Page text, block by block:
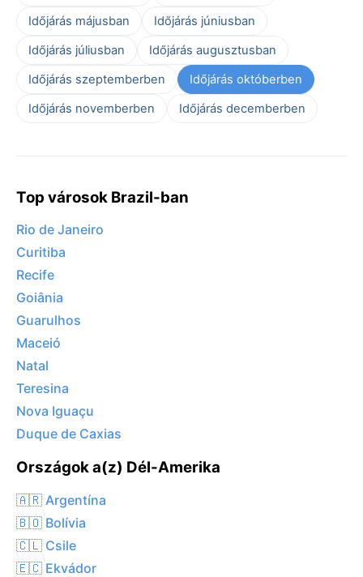
Időjárás májusban
Időjárás júniusban
Időjárás júliusban
Időjárás augusztusban
Időjárás szeptemberben
Időjárás októberben
Időjárás novemberben
Időjárás decemberben
Top városok Brazil-ban
Rio de Janeiro
Curitiba
Recife
Goiânia
Guarulhos
Maceió
Natal
Teresina
Nova Iguaçu
Duque de Caxias
Országok a(z) Dél-Amerika
🇦🇷 Argentína
🇧🇴 Bolívia
🇨🇱 Csile
🇪🇨 Ekvádor